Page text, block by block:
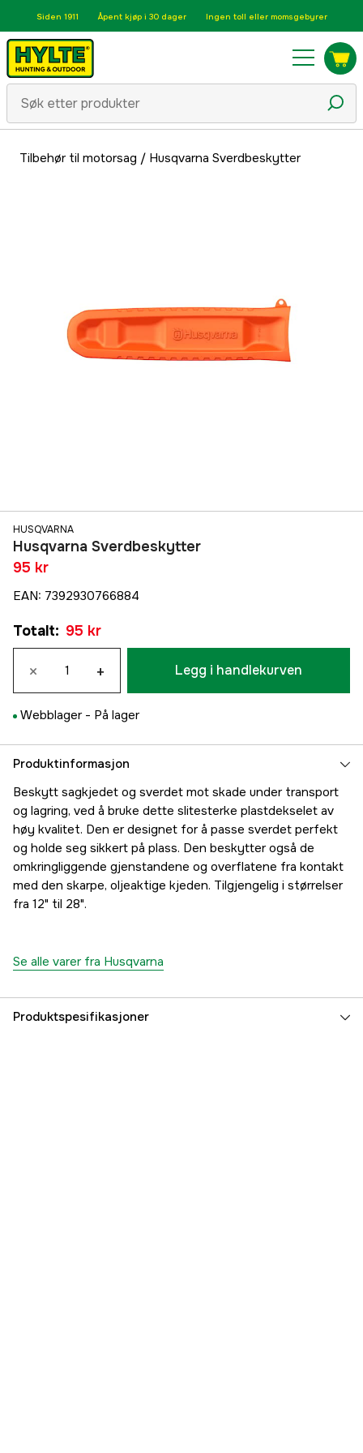
Siden 1911 Åpent kjøp i 30 dager Ingen toll eller momsgebyrer
Tilbehør til motorsag / Husqvarna Sverdbeskytter
HUSQVARNA
Husqvarna Sverdbeskytter
95 kr
EAN: 7392930766884
Totalt: 95 kr
× + Legg i handlekurven
Webblager - På lager
Produktinformasjon
Beskytt sagkjedet og sverdet mot skade under transport
og lagring, ved å bruke dette slitesterke plastdekselet av
høy kvalitet. Den er designet for å passe sverdet perfekt
og holde seg sikkert på plass. Den beskytter også de
omkringliggende gjenstandene og overflatene fra kontakt
med den skarpe, oljeaktige kjeden. Tilgjengelig i størrelser
fra 12" til 28".
Se alle varer fra Husqvarna
Produktspesifikasjoner